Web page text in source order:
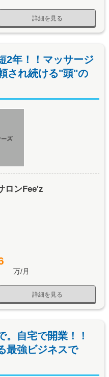
詳細を見る
2年！！マッサージ
され続ける"頭"の
ロンFee'z
万/月
詳細を見る
。自宅で開業！！
最強ビジネスで